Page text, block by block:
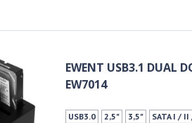
EWENT USB3.1 DUAL
EW7014
USB3.0 2,5" 3,5" SATA I /